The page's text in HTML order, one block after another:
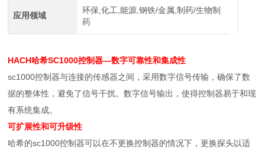
应用领域
环保,化工,能源,钢铁/金属,制药/生物制
药
HACH哈希SC1000控制器—数字可靠性和集成性
sc1000控制器与连接的传感器之间，采用数字信号传输，确保了数
据的整体性，避免了信号干扰。数字信号输出，使得控制器易于和现
有系统集成。
可扩展性和可升级性
哈希的sc1000控制器可以在不更换控制器的情况下，更换探头以适